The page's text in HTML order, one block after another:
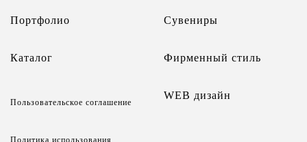
Портфолио
Каталог
Пользовательское соглашение
Политика использования
Сувениры
Фирменный стиль
WEB дизайн